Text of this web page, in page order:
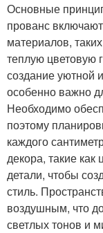
Основные
прованс
материалов,
теплую цветовую
создание уютной
особенно важно
Необходимо
поэтому
каждого
декора, такие
детали, чтобы
стиль.
воздушным, что
светлых тонов и